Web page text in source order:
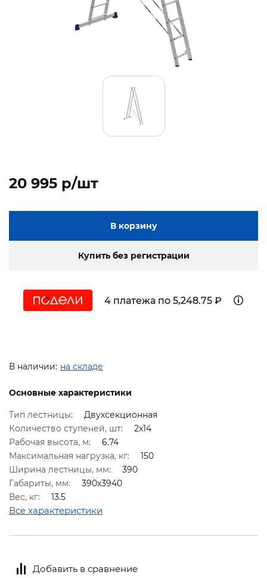
20 995 p/шт
В корзину
Купить без регистрации
4 платежа по 5,248.75 ₽
В наличии: на складе
Основные характеристики
Тип лестницы:
Двухсекционная
Количество ступеней, шт:
2х14
Рабочая высота, м:
6.74
Максимальная нагрузка, кг:
150
Ширина лестницы, мм:
390
Габариты, мм:
390х3940
Вес, кг:
13.5
Все характеристики
Добавить в сравнение